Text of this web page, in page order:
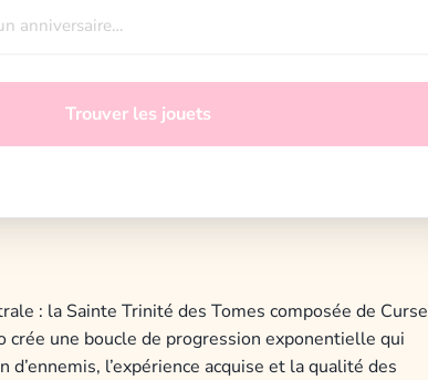
Trouver les jouets
: la Sainte Trinité des Tomes composée de Curse
crée une boucle de progression exponentielle qui
l’expérience acquise et la qualité des